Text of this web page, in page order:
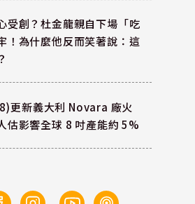
受創？杜金龍親自下場「吃
！為什麼他反而笑著說：這
更新義大利 Novara 廠火
估影響全球 8 吋產能約 5%